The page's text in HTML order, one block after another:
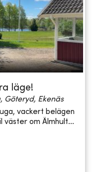
läge!
Göteryd, Ekenäs
vackert belägen
väster om Älmhult...